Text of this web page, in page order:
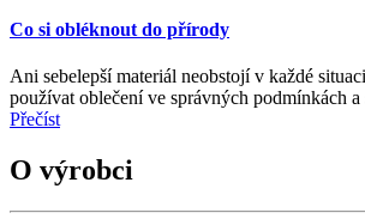
Co si obléknout do přírody
Ani sebelepší materiál neobstojí v každé
používat oblečení ve správných podmínkách a
Přečíst
O výrobci